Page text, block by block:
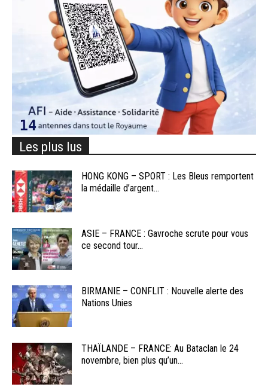
Les plus lus
HONG KONG – SPORT : Les Bleus remportent
la médaille d’argent...
ASIE – FRANCE : Gavroche scrute pour vous
ce second tour...
BIRMANIE – CONFLIT : Nouvelle alerte des
Nations Unies
THAÏLANDE – FRANCE: Au Bataclan le 24
novembre, bien plus qu’un...